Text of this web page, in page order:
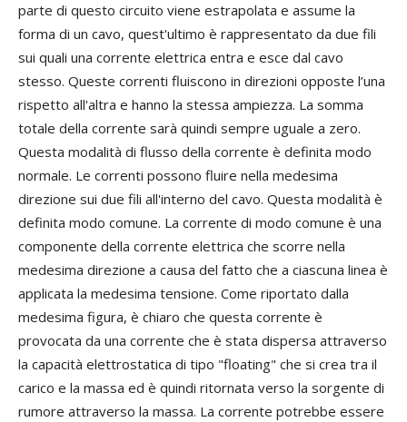
parte di questo circuito viene estrapolata e assume la
forma di un cavo, quest'ultimo è rappresentato da due fili
sui quali una corrente elettrica entra e esce dal cavo
stesso. Queste correnti fluiscono in direzioni opposte l’una
rispetto all'altra e hanno la stessa ampiezza. La somma
totale della corrente sarà quindi sempre uguale a zero.
Questa modalità di flusso della corrente è definita modo
normale. Le correnti possono fluire nella medesima
direzione sui due fili all'interno del cavo. Questa modalità è
definita modo comune. La corrente di modo comune è una
componente della corrente elettrica che scorre nella
medesima direzione a causa del fatto che a ciascuna linea è
applicata la medesima tensione. Come riportato dalla
medesima figura, è chiaro che questa corrente è
provocata da una corrente che è stata dispersa attraverso
la capacità elettrostatica di tipo "floating" che si crea tra il
carico e la massa ed è quindi ritornata verso la sorgente di
rumore attraverso la massa. La corrente potrebbe essere